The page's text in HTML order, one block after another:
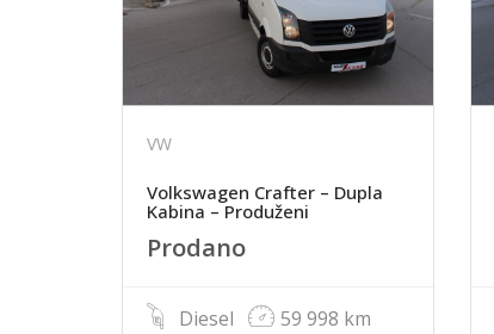
VW
Volkswagen Crafter – Dupla
Kabina – Produženi
Prodano
Diesel 59 998 km